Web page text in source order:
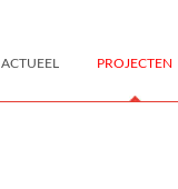
ACTUEEL PROJECTEN